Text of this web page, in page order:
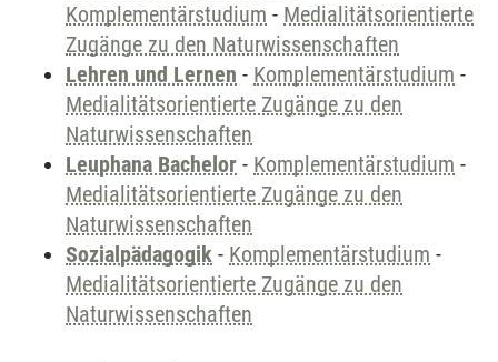
Komplementärstudium - Medialitätsorientierte
Zugänge zu den Naturwissenschaften
Lehren und Lernen - Komplementärstudium -
Medialitätsorientierte Zugänge zu den
Naturwissenschaften
Leuphana Bachelor - Komplementärstudium -
Medialitätsorientierte Zugänge zu den
Naturwissenschaften
Sozialpädagogik - Komplementärstudium -
Medialitätsorientierte Zugänge zu den
Naturwissenschaften